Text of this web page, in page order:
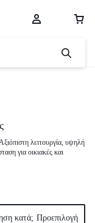
λειτουργία, υψηλή
για οικιακές και
κατά; Προεπιλογή